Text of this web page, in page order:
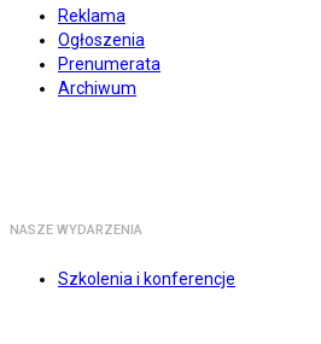
Reklama
Ogłoszenia
Prenumerata
Archiwum
NASZE WYDARZENIA
Szkolenia i konferencje